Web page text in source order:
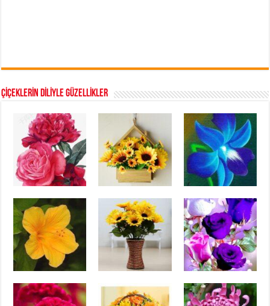
ÇİÇEKLERİN DİLİYLE GÜZELLİKLER